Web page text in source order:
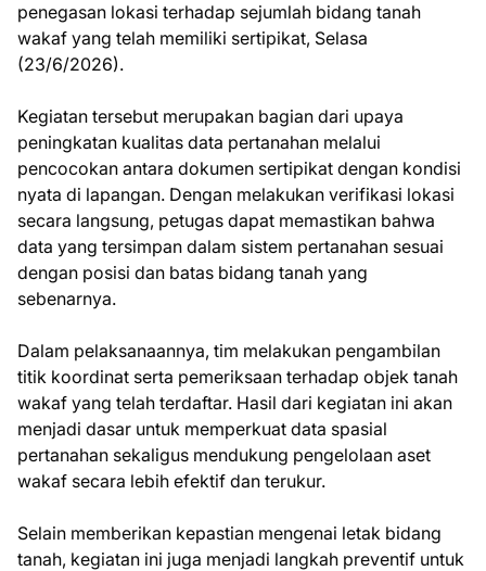
penegasan lokasi terhadap sejumlah bidang tanah
wakaf yang telah memiliki sertipikat, Selasa
(23/6/2026).
Kegiatan tersebut merupakan bagian dari upaya
peningkatan kualitas data pertanahan melalui
pencocokan antara dokumen sertipikat dengan kondisi
nyata di lapangan. Dengan melakukan verifikasi lokasi
secara langsung, petugas dapat memastikan bahwa
data yang tersimpan dalam sistem pertanahan sesuai
dengan posisi dan batas bidang tanah yang
sebenarnya.
Dalam pelaksanaannya, tim melakukan pengambilan
titik koordinat serta pemeriksaan terhadap objek tanah
wakaf yang telah terdaftar. Hasil dari kegiatan ini akan
menjadi dasar untuk memperkuat data spasial
pertanahan sekaligus mendukung pengelolaan aset
wakaf secara lebih efektif dan terukur.
Selain memberikan kepastian mengenai letak bidang
tanah, kegiatan ini juga menjadi langkah preventif untuk